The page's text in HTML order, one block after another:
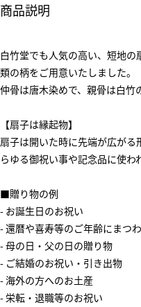
商品説明
白竹堂でも人気の高い、短地
類の柄をご用意いたしました。
仲骨は唐木染めで、親骨は白竹
【扇子は縁起物】
扇子は開いた時に先端が広が
らゆる御祝い事や記念品に使わ
■贈り物の例
- お誕生日のお祝い
- 還暦や喜寿等のご年齢にまつ
- 母の日・父の日の贈り物
- ご結婚のお祝い・引き出物
- 海外の方へのお土産
- 栄転・退職等のお祝い